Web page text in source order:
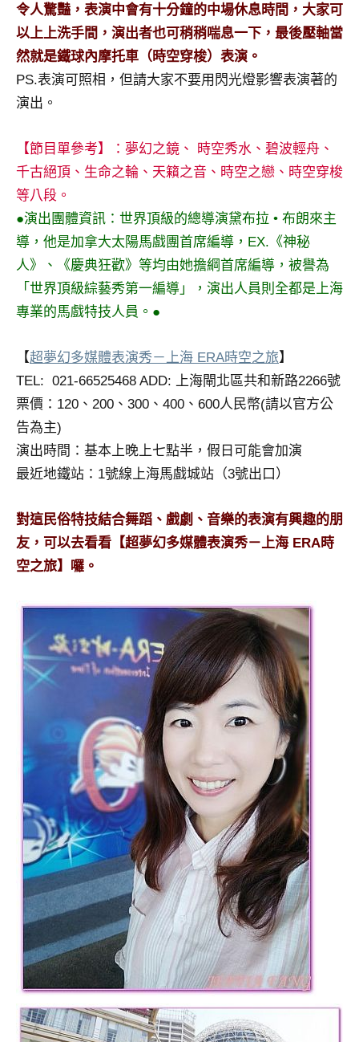
動
主
持、
企
講
座、
部
落
客
及
旅
遊
誌
欄、
觀
光
合
作
達
對
象。
★
令人驚豔，表演中會有十分鐘的中場休息時間，大家可
以上上洗手間，演出者也可稍稍喘息一下，最後壓軸當
然就是鐵球內摩托車（時空穿梭）表演。
PS.表演可照相，但請大家不要用閃光燈影響表演著的
演出。
【節目單參考】：夢幻之鏡、 時空秀水、碧波輕舟、
千古絕頂、生命之輪、天籟之音、時空之戀、時空穿梭
等八段。
●演出團體資訊：世界頂級的總導演黛布拉 • 布朗來主
導，他是加拿大太陽馬戲團首席編導，EX.《神秘
人》、《慶典狂歡》等均由她擔綱首席編導，被譽為
「世界頂級綜藝秀第一編導」，演出人員則全都是上海
專業的馬戲特技人員。●
【超夢幻多媒體表演秀－上海 ERA時空之旅】
TEL: 021-66525468 ADD: 上海閘北區共和新路2266號
票價：120、200、300、400、600人民幣(請以官方公
告為主)
演出時間：基本上晚上七點半，假日可能會加演
最近地鐵站：1號線上海馬戲城站（3號出口）
對這民俗特技結合舞蹈、戲劇、音樂的表演有興趣的朋
友，可以去看看【超夢幻多媒體表演秀－上海 ERA時
空之旅】囉。